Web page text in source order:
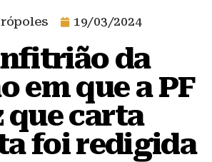
19/03/2024
da
em que a PF
que carta
foi redigida